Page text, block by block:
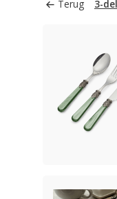
Terug 3-